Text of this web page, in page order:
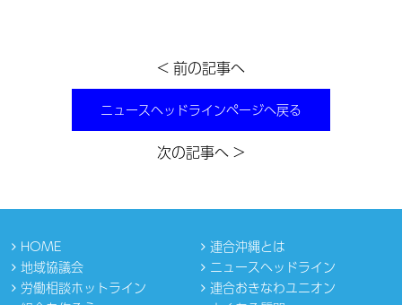
< 前の記事へ
ニュースヘッドラインページへ戻る
次の記事へ >
HOME
連合沖縄とは
地域協議会
ニュースヘッドライン
労働相談ホットライン
連合おきなわユニオン